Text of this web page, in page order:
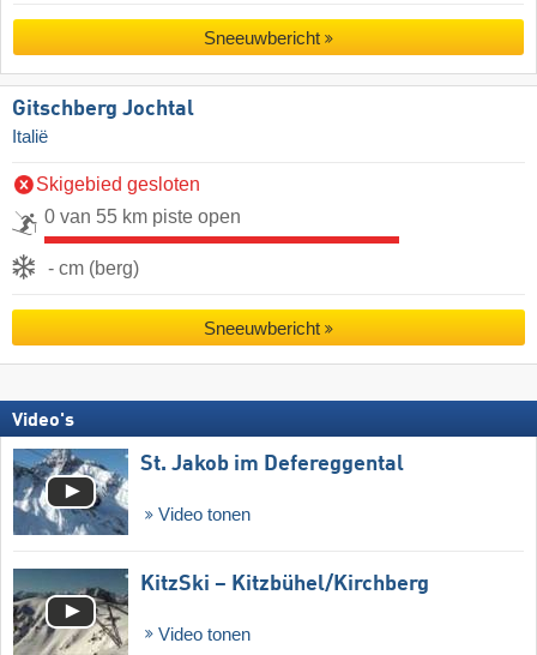
Sneeuwbericht
Gitschberg Jochtal
Italië
Skigebied gesloten
0 van 55 km piste open
- cm (berg)
Sneeuwbericht
Video's
St. Jakob im Defereggental
Video tonen
KitzSki – Kitzbühel/​Kirchberg
Video tonen